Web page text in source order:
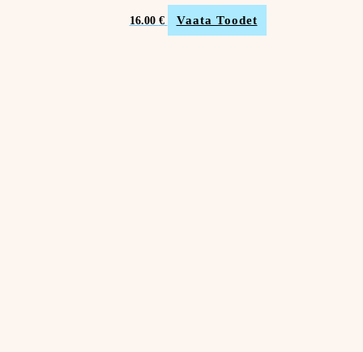
16.00 € Vaata Toodet